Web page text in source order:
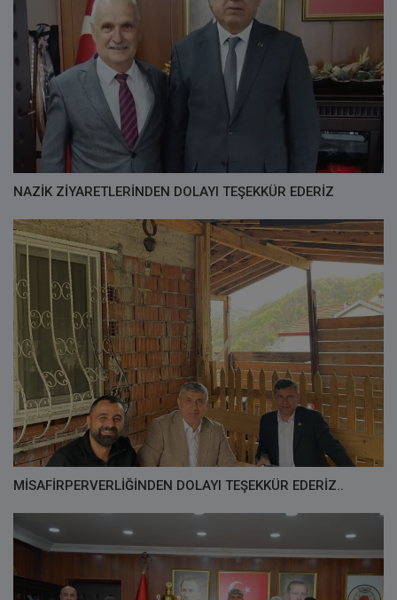
NAZİK ZİYARETLERİNDEN DOLAYI TEŞEKKÜR EDERİZ
MİSAFİRPERVERLİĞİNDEN DOLAYI TEŞEKKÜR EDERİZ..